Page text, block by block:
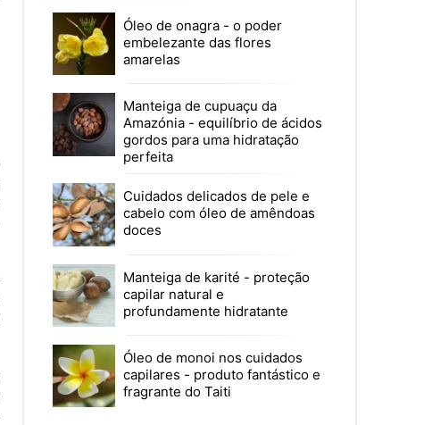
Óleo de onagra - o poder
embelezante das flores
amarelas
Manteiga de cupuaçu da
Amazónia - equilíbrio de ácidos
gordos para uma hidratação
perfeita
Cuidados delicados de pele e
cabelo com óleo de amêndoas
doces
Manteiga de karité - proteção
capilar natural e
profundamente hidratante
Óleo de monoi nos cuidados
capilares - produto fantástico e
fragrante do Taiti